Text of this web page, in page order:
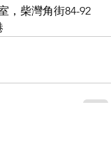
，柴灣角街84-92